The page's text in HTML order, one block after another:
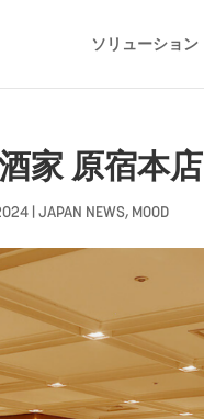
ソリューション
家 原宿本店
|JAPAN NEWS, MOOD